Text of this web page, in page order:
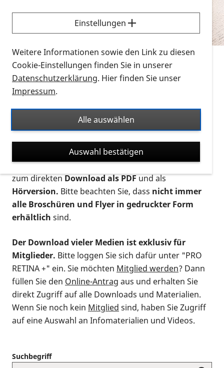
Sie möchten wissen, wie Sie nach Infonmaterial
suchen und dieses bestellen bzw. herunterladen
können? Schauen Sie sich dieErklärvideos zum
Thema Infomaterial auf der PRO RETINA-Website
für blinde und sehbehinderte Menschen an.
Auf dieser Seite finden Sie sämtliches Infomaterial
Ort. Nutzen Sie den Formatfilter, um ausschließlich
nach Flyern und Broschüren, Audios oder Videos zu
suchen. Die meisten Flyer und Broschüren werden in
verschiedenen Formaten angeboten: zur
postalischen Bestellung als gedruckte Variante
zum direktenDownload als PDFund als
Hörversion. Bitte beachten Sie, dass nicht immer
alle Broschüren und Flyer in gedruckter Form
erhältlich sind.
Der Download vieler Medien ist exklusiv für
Mitglieder. Bitte loggen Sie sich dafür unter "PRO
RETINA +" ein. Sie möchten Mitglied werden? Dann
füllen Sie den Online-Antrag aus und erhalten Sie
direkt Zugriff auf alle Downloads und Materialien.
Wenn Sie noch kein Mitglied sind, haben Sie Zugriff
auf eine Auswahl an Infomaterialien und Videos.
Suchbegriff
Einstellungen
Weitere Informationen sowie den Link zu diesen
Cookie-Einstellungen finden Sie in unserer
Datenschutzerklärung. Hier finden Sie unser
Impressum.
Alle auswählen
Auswahl bestätigen